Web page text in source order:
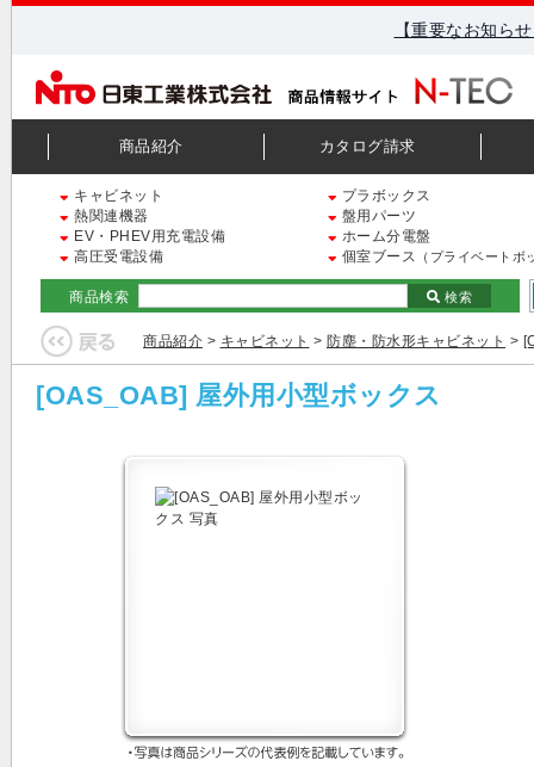
【重要なお知ら
商品紹介 カタログ請求
キャビネット
プラボックス
熱関連機器
盤用パーツ
EV・PHEV用充電設備
ホーム分電盤
高圧受電設備
個室ブース （プライベートボ
商品検索 検索
商品紹介 > キャビネット > 防塵・防水形キャビネット >
[OAS_OAB] 屋外用小型ボックス